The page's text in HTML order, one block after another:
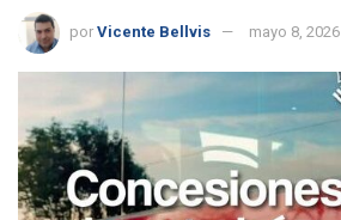
por Vicente Bellvis mayo 8, 2026